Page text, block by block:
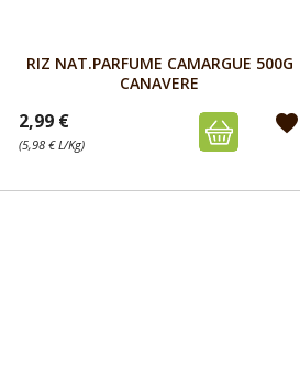
Aperçu
RIZ NAT.PARFUME CAMARGUE 500G
CANAVERE
2,99 €
(5,98 € L/Kg)
favorite